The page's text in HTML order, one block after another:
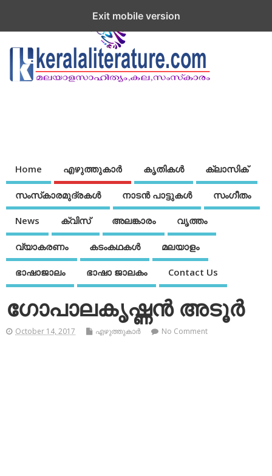
Home എഴുത്തുകാര്‍ കൃതികൾ ക്ലാസിക്
സംസ്‌കാരമുദ്രകള്‍ നാടന്‍ പാട്ടുകള്‍ സംഗീതം
News ക്വിസ് അലങ്കാരം വൃത്തം
വ്യാകരണം കടംകഥകള്‍ മലയാളം
ഭാഷാജാലം ഭാഷാ ജാലകം Contact Us
ഗോപാലകൃഷ്ണന്‍ അടൂര്‍
October 14, 2017 എഴുത്തുകാര്‍ No Comment
Exit mobile version